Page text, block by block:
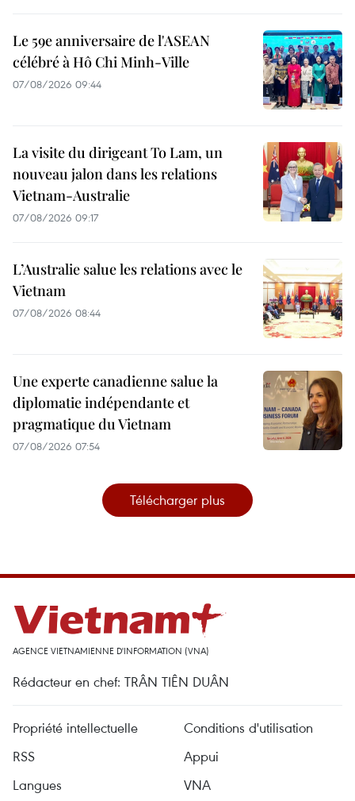
Le 59e anniversaire de l'ASEAN
célébré à Hô Chi Minh-Ville
07/08/2026 09:44
La visite du dirigeant To Lam, un
nouveau jalon dans les relations
Vietnam-Australie
07/08/2026 09:17
L’Australie salue les relations avec le
Vietnam
07/08/2026 08:44
Une experte canadienne salue la
diplomatie indépendante et
pragmatique du Vietnam
07/08/2026 07:54
Télécharger plus
AGENCE VIETNAMIENNE D'INFORMATION (VNA)
Rédacteur en chef: TRÂN TIÊN DUÂN
Propriété intellectuelle
Conditions d'utilisation
RSS
Appui
Langues
VNA